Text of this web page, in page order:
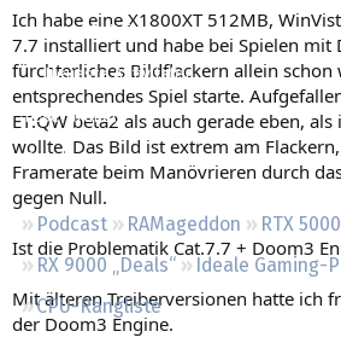
Neue Beiträge
Neueste Aktivitäten
Leserartikel
Regeln
Podcast RAMageddon
RTX
RX 9000 „Deals“
Ideale Gaming-
CPU-Rangliste
Ich habe eine X1800XT 512MB,
7.7 installiert und habe bei Spielen mit
fürchterliches Bildflackern allein schon
entsprechendes Spiel starte.
ET:QW beta2 als auch gerade eben,
wollte. Das Bild ist extrem am
Framerate beim Manövrieren durch
gegen Null.
Ist die Problematik Cat.7.7 + Doom3
Mit älteren Treiberversionen hatte ich
der Doom3 Engine.